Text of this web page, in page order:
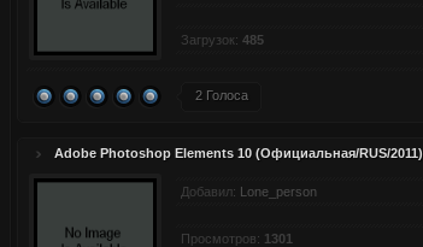
Загрузок: 485
2 Голоса
Adobe Photoshop Elements 10 (Официальная/RUS/2011)
Добавил: Lone_person
Просмотров: 1301